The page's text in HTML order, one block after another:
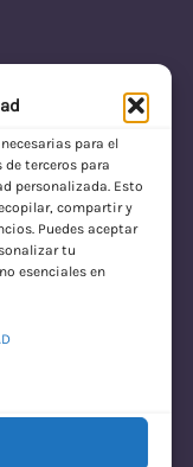
para el
terceros para
personalizada. Esto
compartir y
Puedes aceptar
tu
esenciales en
con Envío